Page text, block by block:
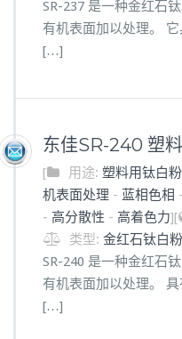
SR-237 是一种金红石
有机表面加以处理。
[…]
东佳SR-240 塑
[ 用途: 塑料用钛白粉
机表面处理 - 蓝相色相 -
- 高分散性 - 高着色力][
类型: 金红石钛白粉
SR-240 是一种金红石
有机表面加以处理。
[…]